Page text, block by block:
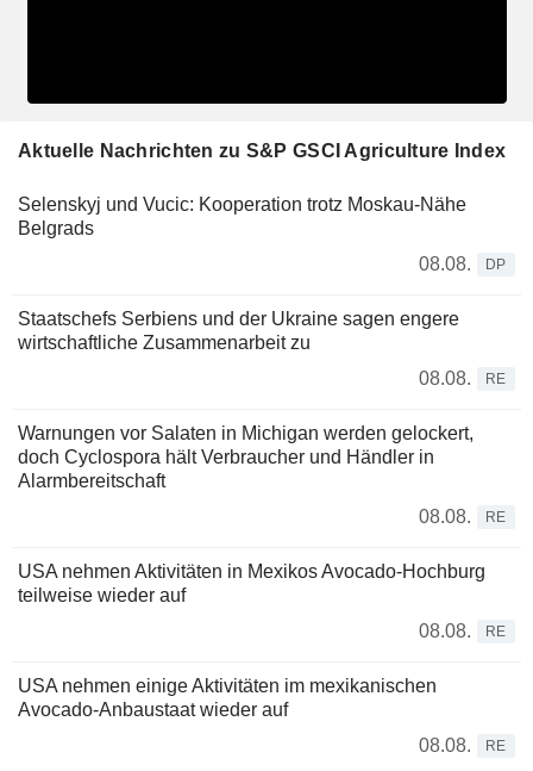
Aktuelle Nachrichten zu S&P GSCI Agriculture Index
Selenskyj und Vucic: Kooperation trotz Moskau-Nähe
Belgrads
08.08.
DP
Staatschefs Serbiens und der Ukraine sagen engere
wirtschaftliche Zusammenarbeit zu
08.08.
RE
Warnungen vor Salaten in Michigan werden gelockert,
doch Cyclospora hält Verbraucher und Händler in
Alarmbereitschaft
08.08.
RE
USA nehmen Aktivitäten in Mexikos Avocado-Hochburg
teilweise wieder auf
08.08.
RE
USA nehmen einige Aktivitäten im mexikanischen
Avocado-Anbaustaat wieder auf
08.08.
RE